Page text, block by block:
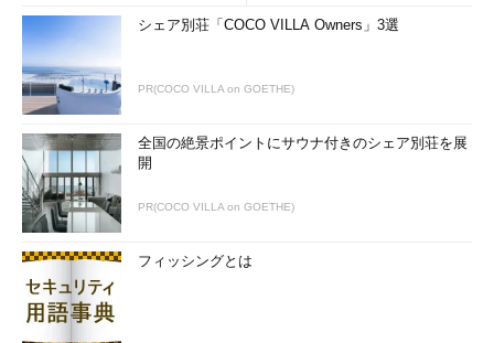
シェア別荘「COCO VILLA Owners」3選
PR(COCO VILLA on GOETHE)
全国の絶景ポイントにサウナ付きのシェア別荘を展
開
PR(COCO VILLA on GOETHE)
フィッシングとは